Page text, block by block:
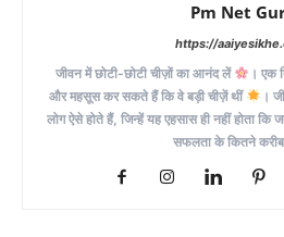
Pm Net
https://
जीवन में छोटी-छोटी चीज़ों का आनंद लें
। एक
और महसूस कर सकते हैं कि वे बड़ी चीज़ें थीं
।
लोग ऐसे होते हैं, जिन्हें यह एहसास ही नहीं होता कि
सफलता के कितने